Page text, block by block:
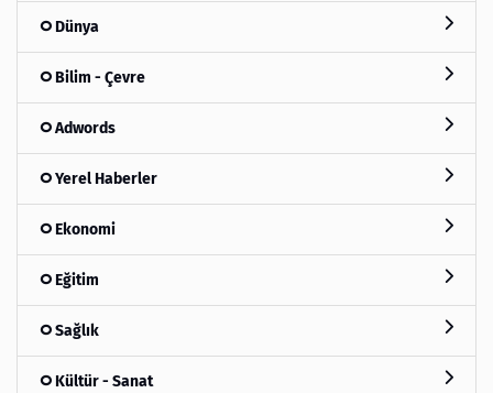
Dünya
Bilim - Çevre
Adwords
Yerel Haberler
Ekonomi
Eğitim
Sağlık
Kültür - Sanat